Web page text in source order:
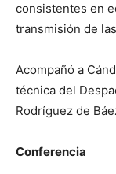
consistentes en
transmisión de
Acompañó a
técnica del
Rodríguez de
Conferencia